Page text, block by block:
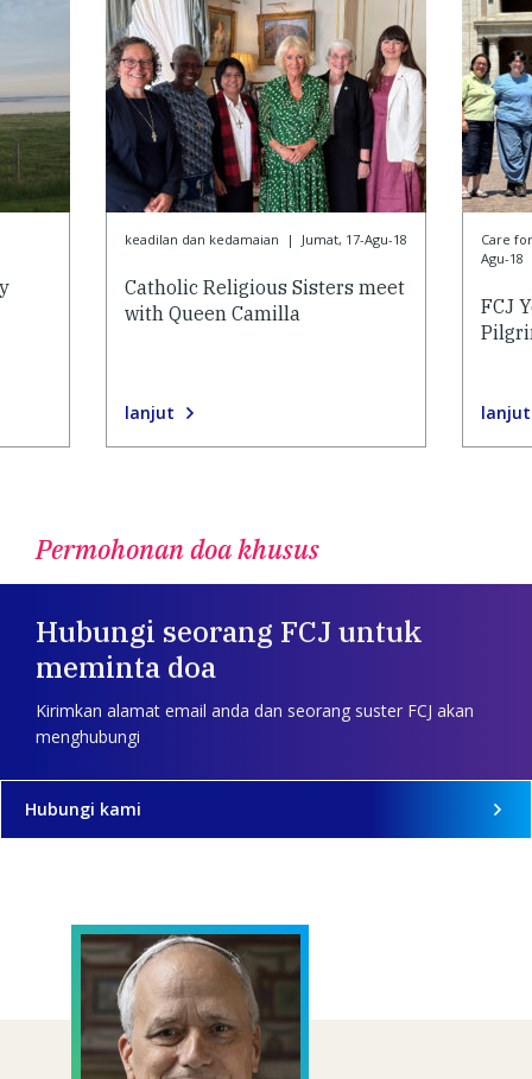
keadilan dan kedamaian | Jumat, 17-Agu-18
Catholic Religious Sisters meet
with Queen Camilla
lanjut
Care
Agu-18
FCJ
lanjut
Permohonan doa khusus
Hubungi seorang FCJ untuk
meminta doa
Kirimkan alamat email anda dan seorang suster FCJ akan
menghubungi
Hubungi kami